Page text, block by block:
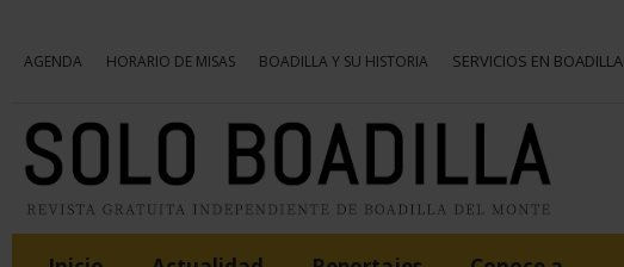
AGENDA HORARIO DE MISAS BOADILLA Y SU HISTORIA SERVICIOS EN BOADILLA